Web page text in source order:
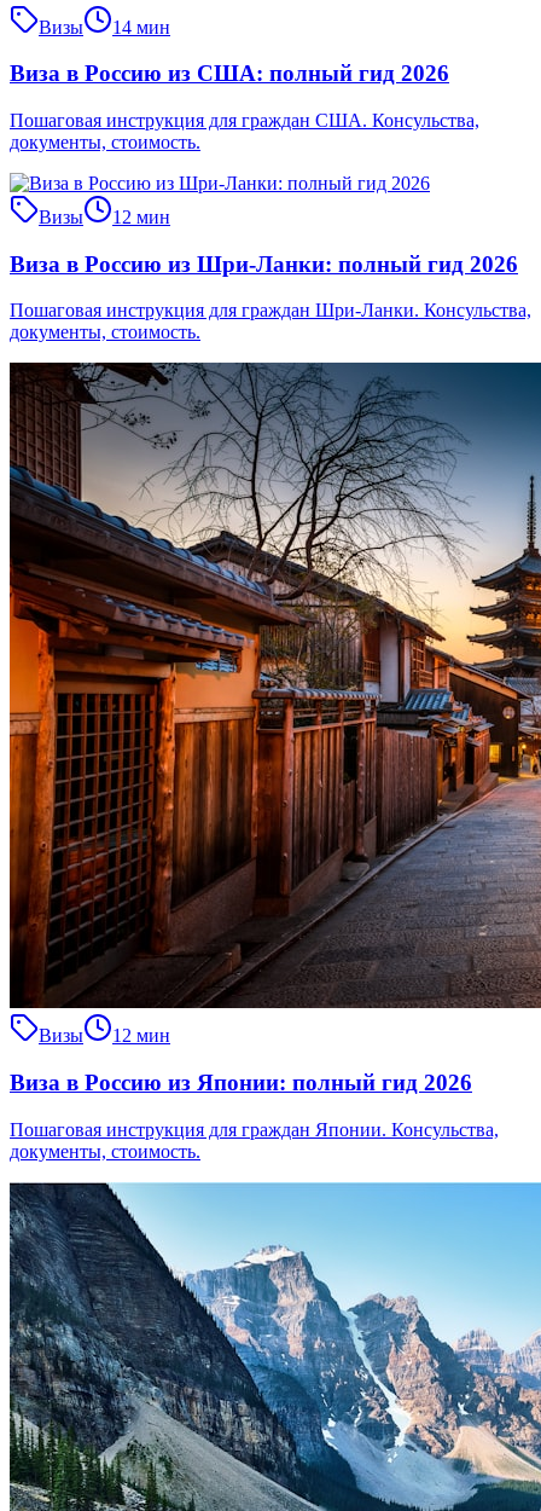
Визы 14 мин
Виза в Россию из США: полный гид 2026
Пошаговая инструкция для граждан США. Консульства,
документы, стоимость.
Визы 12 мин
Виза в Россию из Шри-Ланки: полный гид 2026
Пошаговая инструкция для граждан Шри-Ланки. Консульства,
документы, стоимость.
Визы 12 мин
Виза в Россию из Японии: полный гид 2026
Пошаговая инструкция для граждан Японии. Консульства,
документы, стоимость.